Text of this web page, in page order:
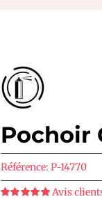
Pochoir
Référence: P-14770
Avis